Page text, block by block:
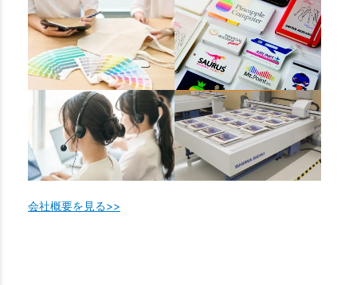
会社概要を見る>>